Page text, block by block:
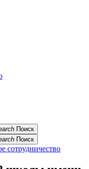
Поиск
Поиск
сотрудничество